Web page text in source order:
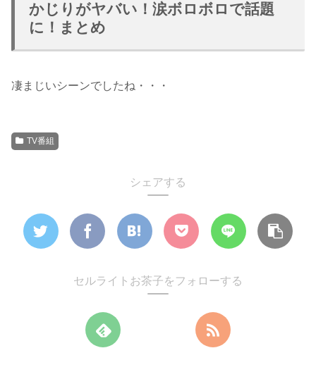
かじりがヤバい！涙ボロボロで話題
に！まとめ
凄まじいシーンでしたね・・・
TV番組
シェアする
セルライトお茶子をフォローする